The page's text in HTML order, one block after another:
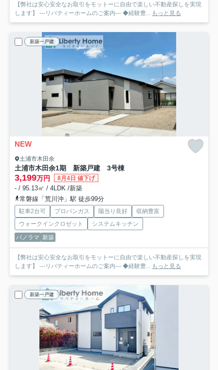
【弊社は安心安全なお取引をモットーに自由で楽しい不動産探しを実現
します】 ---リバティーホームのご案内--- ◆経験豊...
もっと見る
新築一戸建
NEW
土浦市木田余
土浦市木田余1期 新築戸建 3号棟
3,199万円 8月4日 値下げ
- / 95.13㎡ / 4LDK /新築
常磐線「荒川沖」駅 徒歩99分
駐車2台可 プロパンガス 陽当り良好
収納豊富
ウォークインクロゼット
システムキッチン
パノラマ 新築
【弊社は安心安全なお取引をモットーに自由で楽しい不動産探しを実現
します】 ---リバティーホームのご案内--- ◆経験豊...
もっと見る
新築一戸建